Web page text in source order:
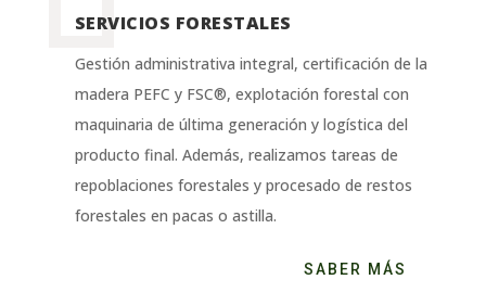
SERVICIOS FORESTALES
Gestión administrativa integral, certificación de la
madera PEFC y FSC®, explotación forestal con
maquinaria de última generación y logística del
producto final. Además, realizamos tareas de
repoblaciones forestales y procesado de restos
forestales en pacas o astilla.
SABER MÁS